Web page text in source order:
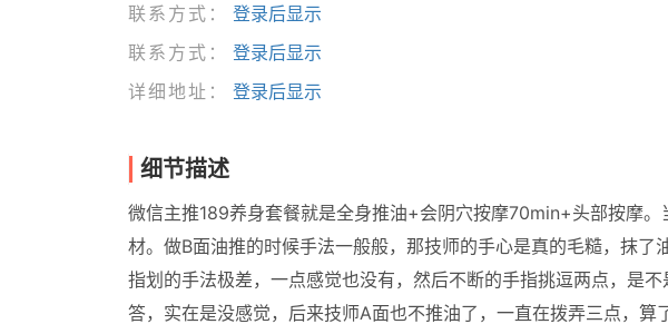
联系方式：
登录后显示
联系方式：
登录后显示
详细地址：
登录后显示
细节描述
微信主推189养身套餐就是全身推油+会阴穴按摩70min+头部按摩
材。做B面油推的时候手法一般般，那技师的手心是真的毛糙，抹了
指划的手法极差，一点感觉也没有，然后不断的手指挑逗两点，是
答，实在是没感觉，后来技师A面也不推油了，一直在拨弄三点，